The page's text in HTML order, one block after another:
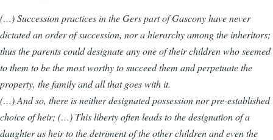
(…) Succession practices in the Gers part of Gascony have never
dictated an order of succession, nor a hierarchy among the inheritors;
thus the parents could designate any one of their children who seemed
to them to be the most worthy to succeed them and perpetuate the
property, the family and all that goes with it.
(…) And so, there is neither designated possession nor pre-established
choice of heir; (…) This liberty often leads to the designation of a
daughter as heir to the detriment of the other children and even the